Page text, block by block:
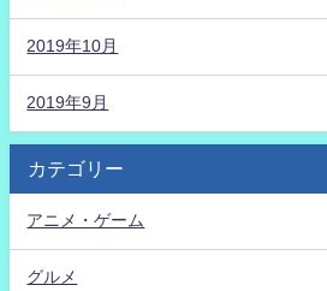
2019年10月
2019年9月
カテゴリー
アニメ・ゲーム
グルメ